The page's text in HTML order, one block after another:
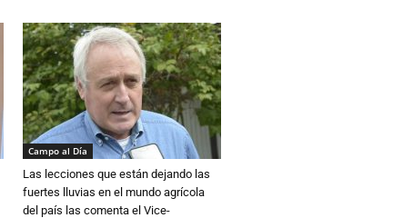
Campo al Día
Las lecciones que están dejando las
fuertes lluvias en el mundo agrícola
del país las comenta el Vice-